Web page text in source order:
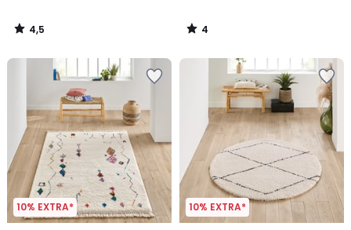
4,5
/
4
/
10% EXTRA* 10% EXTRA*